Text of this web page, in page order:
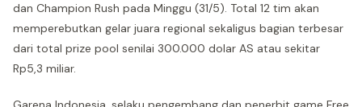
dan Champion Rush pada Minggu (31/5). Total 12 tim akan
memperebutkan gelar juara regional sekaligus bagian terbesar
dari total prize pool senilai 300.000 dolar AS atau sekitar
Rp5,3 miliar.